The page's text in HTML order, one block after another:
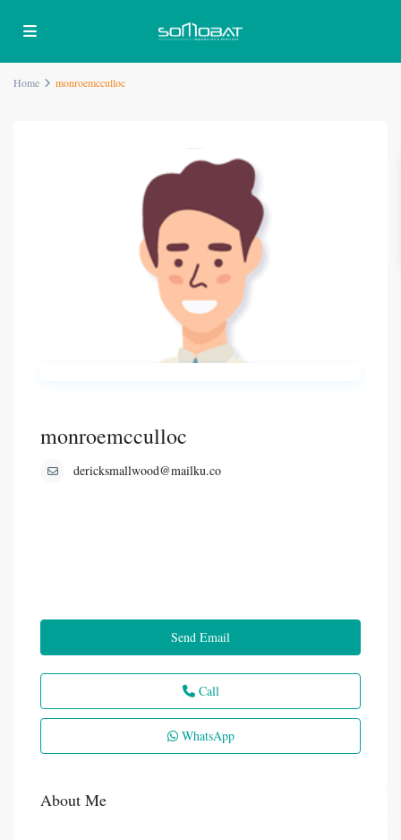
Home monroemcculloc
monroemcculloc
dericksmallwood@mailku.co
Send Email
Call
WhatsApp
About Me